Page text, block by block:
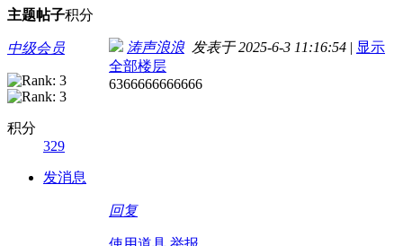
主题帖子积分
中级会员
积分
329
发消息
涛声浪浪发表于 2025-6-3 11:16:54 | 显示
全部楼层
6366666666666
回复